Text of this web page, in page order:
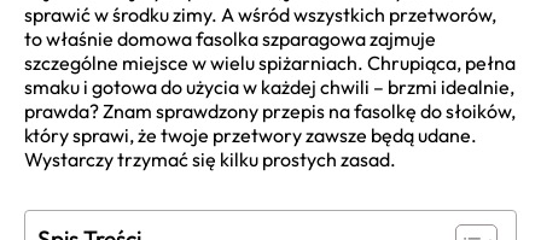
sprawić w środku zimy. A wśród wszystkich przetworów,
to właśnie domowa fasolka szparagowa zajmuje
szczególne miejsce w wielu spiżarniach. Chrupiąca, pełna
smaku i gotowa do użycia w każdej chwili – brzmi idealnie,
prawda? Znam sprawdzony przepis na fasolkę do słoików,
który sprawi, że twoje przetwory zawsze będą udane.
Wystarczy trzymać się kilku prostych zasad.